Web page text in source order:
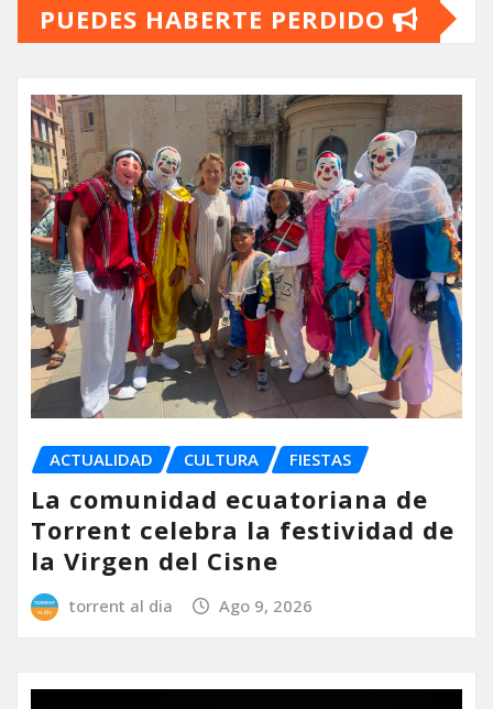
PUEDES HABERTE PERDIDO
ACTUALIDAD CULTURA FIESTAS
La comunidad ecuatoriana de
Torrent celebra la festividad de
la Virgen del Cisne
torrent al dia Ago 9, 2026